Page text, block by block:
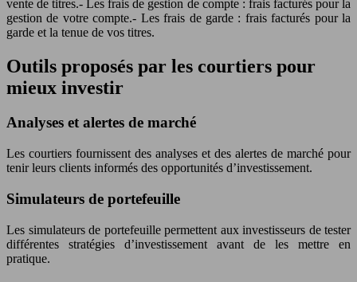
vente de titres.- Les frais de gestion de compte : frais facturés pour la
gestion de votre compte.- Les frais de garde : frais facturés pour la
garde et la tenue de vos titres.
Outils proposés par les courtiers pour
mieux investir
Analyses et alertes de marché
Les courtiers fournissent des analyses et des alertes de marché pour
tenir leurs clients informés des opportunités d’investissement.
Simulateurs de portefeuille
Les simulateurs de portefeuille permettent aux investisseurs de tester
différentes stratégies d’investissement avant de les mettre en
pratique.